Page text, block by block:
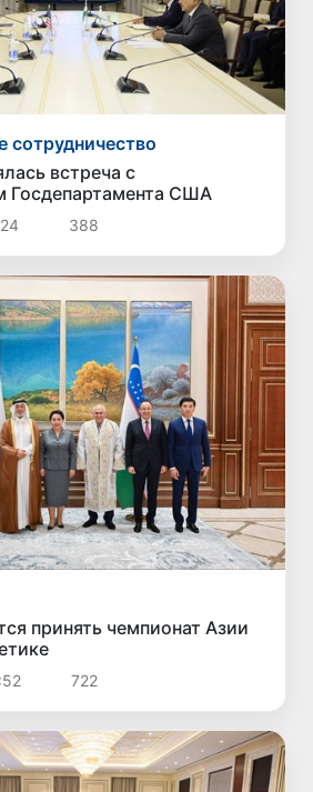
встреча с
Госдепартамента США
388
принять чемпионат Азии
722